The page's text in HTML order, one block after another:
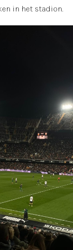
in het stadion.